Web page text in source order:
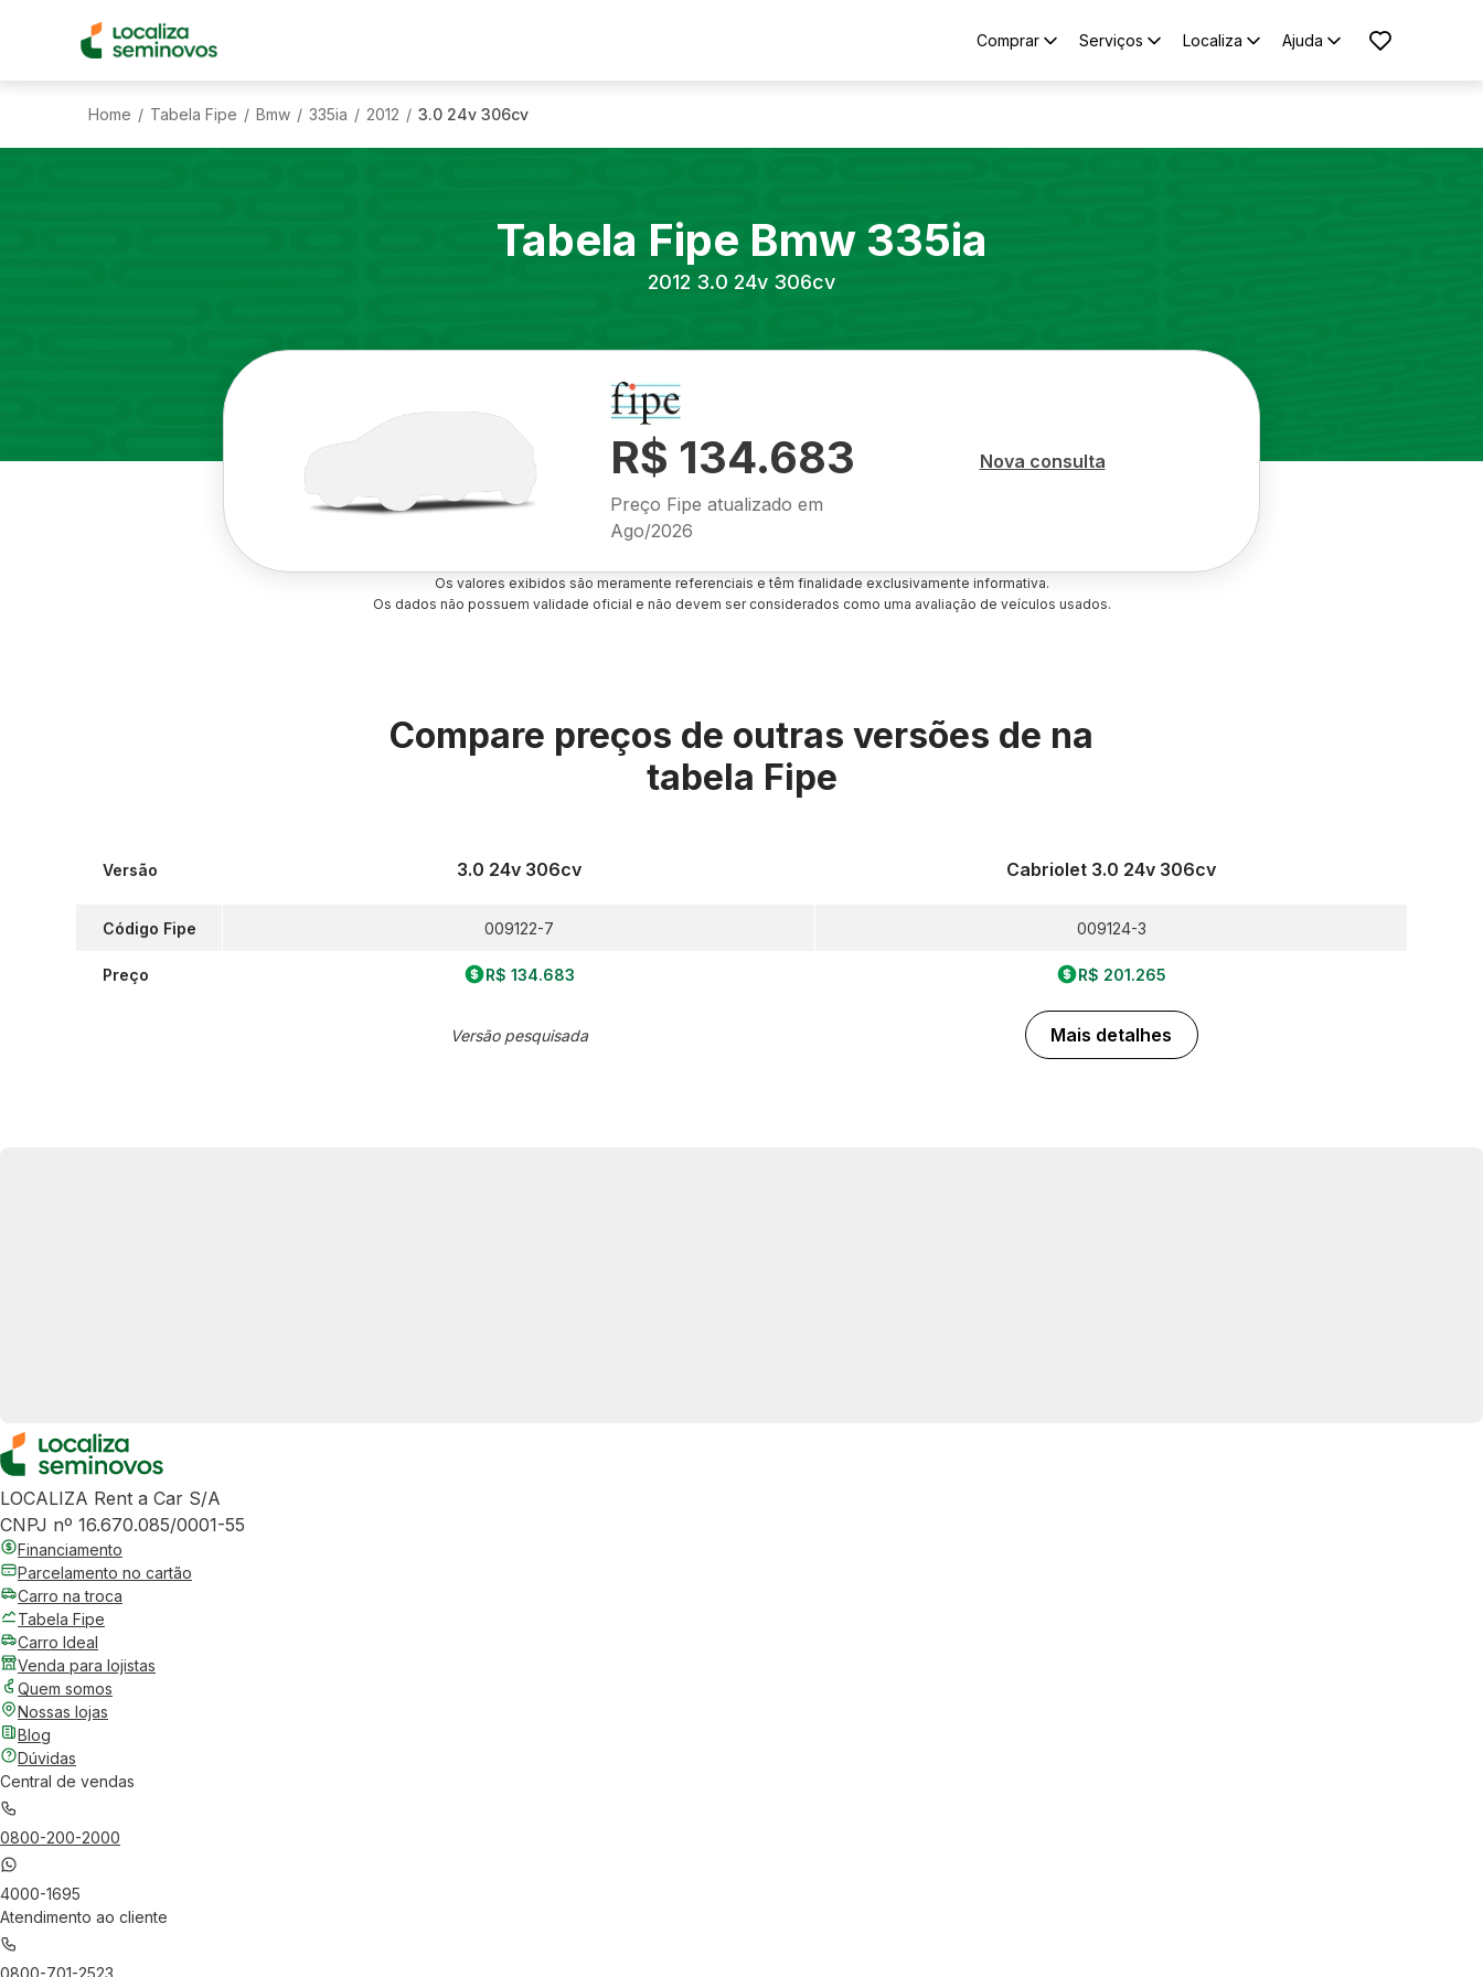
Comprar Serviços Localiza Ajuda
Home / Tabela Fipe / Bmw / 335ia / 2012 / 3.0 24v 306cv
Tabela Fipe Bmw 335ia
2012 3.0 24v 306cv
R$ 134.683
Preço Fipe atualizado em
Ago/2026
Nova consulta
Os valores exibidos são meramente referenciais e têm finalidade exclusivamente informativa.
Os dados não possuem validade oficial e não devem ser considerados como uma avaliação de veículos usados.
Compare preços de outras versões de na
tabela Fipe
Versão
Código Fipe
Preço
3.0 24v 306cv
009122-7
R$ 134.683
Versão pesquisada
Cabriolet 3.0 24v 306cv
009124-3
R$ 201.265
Mais detalhes
LOCALIZA Rent a Car S/A
CNPJ nº 16.670.085/0001-55
Financiamento
Parcelamento no cartão
Carro na troca
Tabela Fipe
Carro Ideal
Venda para lojistas
Quem somos
Nossas lojas
Blog
Dúvidas
Central de vendas
0800-200-2000
4000-1695
Atendimento ao cliente
0800-701-2523